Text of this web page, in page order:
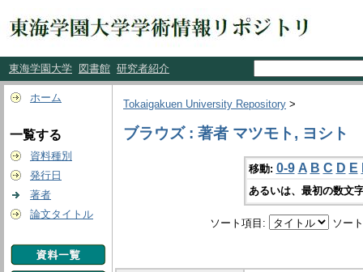
東海学園大学 図書館 研究者紹介
ホーム
一覧する
資料種別
発行日
著者
論文タイトル
Tokaigakuen University Repository >
ブラウズ : 著者 マツモト, ヨシト
移動: 0-9 A B C D E
あるいは、最初の数文
ソート項目: ソー